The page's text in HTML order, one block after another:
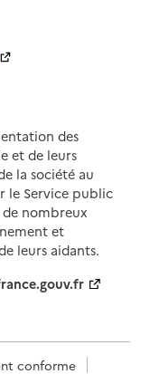
des
et de leurs
la société au
le Service public
nombreux
et
leurs aidants.
conforme